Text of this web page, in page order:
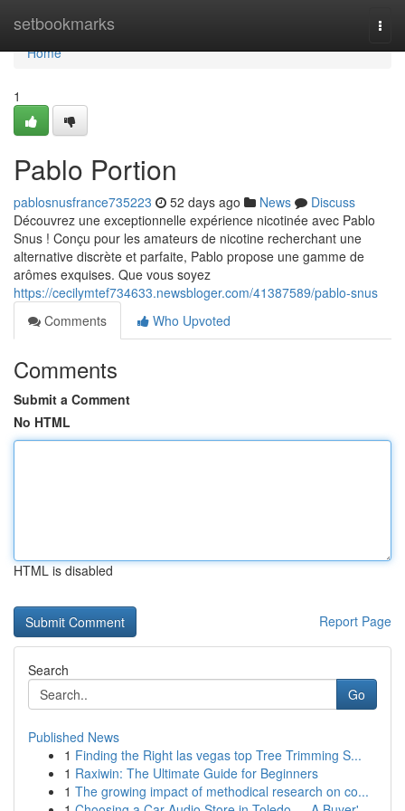
setbookmarks
Home
Home
1
Pablo Portion
pablosnusfrance735223 52 days ago News
Discuss
Découvrez une exceptionnelle expérience nicotinée avec Pablo
Snus ! Conçu pour les amateurs de nicotine recherchant une
alternative discrète et parfaite, Pablo propose une gamme de
arômes exquises. Que vous soyez
https://cecilymtef734633.newsbloger.com/41387589/pablo-snus
Comments
Who Upvoted
Comments
Submit a Comment
No HTML
HTML is disabled
Report Page
Search
Go
Published News
1 Finding the Right las vegas top Tree Trimming S...
1 Raxiwin: The Ultimate Guide for Beginners
1 The growing impact of methodical research on co...